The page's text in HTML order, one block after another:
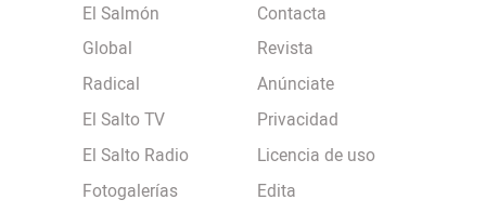
El Salmón
Global
Radical
El Salto TV
El Salto Radio
Fotogalerías
Contacta
Revista
Anúnciate
Privacidad
Licencia de uso
Edita